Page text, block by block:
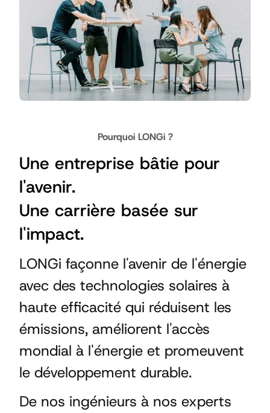
Pourquoi LONGi ?
Une entreprise bâtie pour
l'avenir.
Une carrière basée sur
l'impact.
LONGi façonne l'avenir de l'énergie
avec des technologies solaires à
haute efficacité qui réduisent les
émissions, améliorent l'accès
mondial à l'énergie et promeuvent
le développement durable.
De nos ingénieurs à nos experts